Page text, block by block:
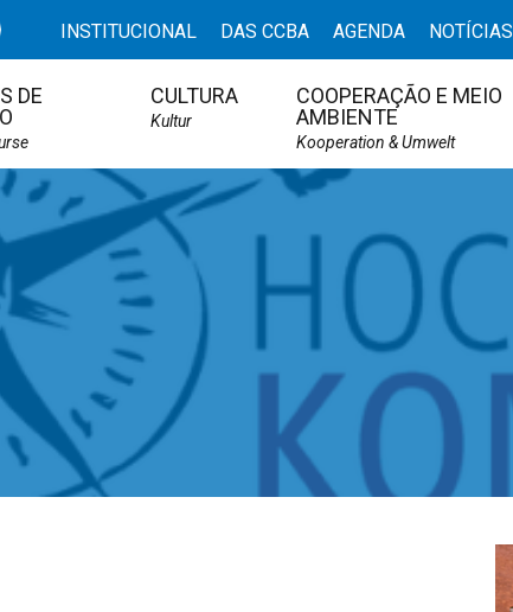
INSTITUCIONAL DAS CCBA AGENDA NOTÍCIAS
DE
CULTURA
Kultur
COOPERAÇÃO E MEIO
AMBIENTE
Kooperation & Umwelt